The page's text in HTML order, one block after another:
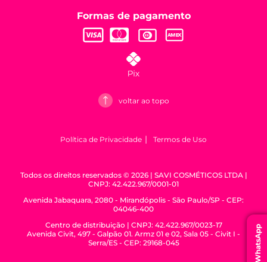
Formas de pagamento
voltar ao topo
Política de Privacidade Termos de Uso
Todos os direitos reservados © 2026 | SAVI COSMÉTICOS LTDA |
CNPJ: 42.422.967/0001-01
Avenida Jabaquara, 2080 - Mirandópolis - São Paulo/SP - CEP:
04046-400
Centro de distribuição | CNPJ: 42.422.967/0023-17
Avenida Civit, 497 - Galpão 01. Armz 01 e 02, Sala 05 - Civit I -
Serra/ES - CEP: 29168-045
WhatsApp